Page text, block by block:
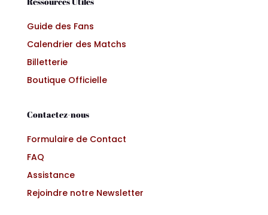
Guide des Fans
Calendrier des Matchs
Billetterie
Boutique Officielle
Contactez-nous
Formulaire de Contact
FAQ
Assistance
Rejoindre notre Newsletter